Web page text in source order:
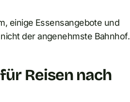
einige Essensangebote und
der angenehmste Bahnhof.
Reisen nach